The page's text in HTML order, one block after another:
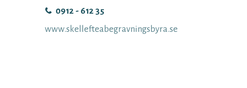
0912 - 612 35
www.skellefteabegravningsbyra.se